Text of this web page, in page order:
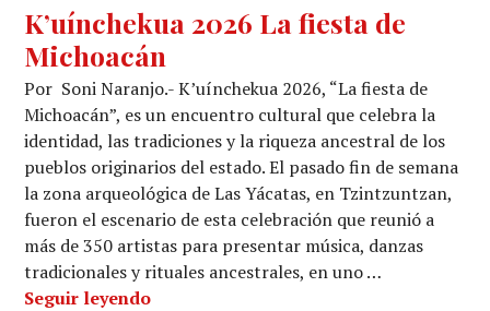
K’uínchekua 2026 La fiesta de
Michoacán
Por Soni Naranjo.- K’uínchekua 2026, “La fiesta de
Michoacán”, es un encuentro cultural que celebra la
identidad, las tradiciones y la riqueza ancestral de los
pueblos originarios del estado. El pasado fin de semana
la zona arqueológica de Las Yácatas, en Tzintzuntzan,
fueron el escenario de esta celebración que reunió a
más de 350 artistas para presentar música, danzas
tradicionales y rituales ancestrales, en uno …
Seguir leyendoK’uínchekua 2026 La fiesta de